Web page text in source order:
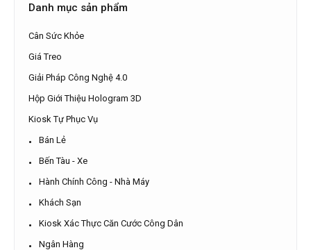
Danh mục sản phẩm
Cân Sức Khỏe
Giá Treo
Giải Pháp Công Nghệ 4.0
Hộp Giới Thiệu Hologram 3D
Kiosk Tự Phục Vụ
Bán Lẻ
Bến Tàu - Xe
Hành Chính Công - Nhà Máy
Khách Sạn
Kiosk Xác Thực Căn Cước Công Dân
Ngân Hàng